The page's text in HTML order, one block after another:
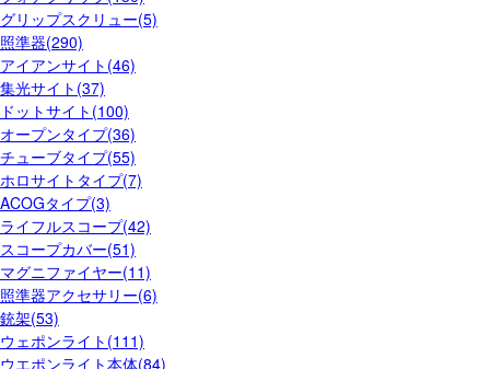
グリップスクリュー(5)
照準器(290)
アイアンサイト(46)
集光サイト(37)
ドットサイト(100)
オープンタイプ(36)
チューブタイプ(55)
ホロサイトタイプ(7)
ACOGタイプ(3)
ライフルスコープ(42)
スコープカバー(51)
マグニファイヤー(11)
照準器アクセサリー(6)
銃架(53)
ウェポンライト(111)
ウエポンライト本体(84)